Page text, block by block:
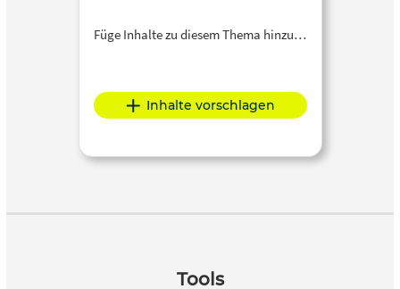
Füge Inhalte zu diesem Thema hinzu…
Inhalte vorschlagen
Tools